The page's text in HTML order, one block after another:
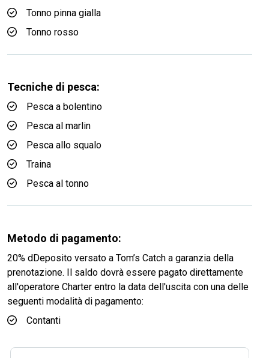
Tonno pinna gialla
Tonno rosso
Tecniche di pesca:
Pesca a bolentino
Pesca al marlin
Pesca allo squalo
Traina
Pesca al tonno
Metodo di pagamento:
20% dDeposito versato a Tom’s Catch a garanzia della
prenotazione. Il saldo dovrà essere pagato direttamente
all'operatore Charter entro la data dell'uscita con una delle
seguenti modalità di pagamento:
Contanti